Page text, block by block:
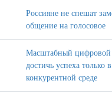
Россияне не спешат
общение на голосовое
Масштабный цифровой
достичь успеха только
конкурентной среде